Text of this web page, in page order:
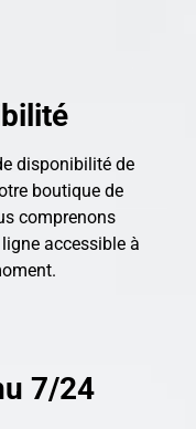
disponibilité de
boutique de
comprenons
accessible à
7/24